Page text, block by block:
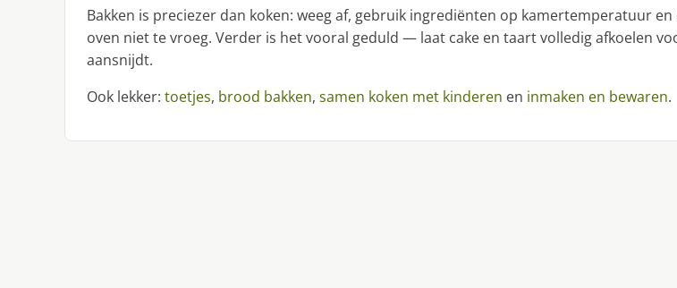
Bakken is preciezer dan koken: weeg af, gebruik ingrediënten op kamertemperatuur en
oven niet te vroeg. Verder is het vooral geduld — laat cake en taart volledig afkoelen
aansnijdt.
Ook lekker: toetjes, brood bakken, samen koken met kinderen en inmaken en bewaren.